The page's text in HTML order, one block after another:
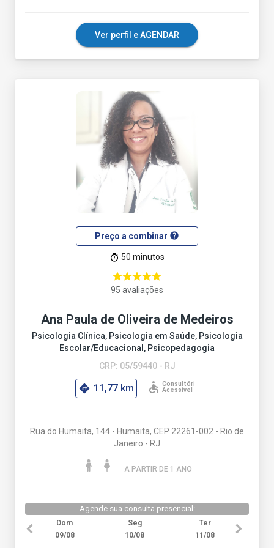
Ver perfil e AGENDAR
Preço a combinar help
50 minutos
95 avaliações
Ana Paula de Oliveira de Medeiros
Psicologia Clínica, Psicologia em Saúde, Psicologia
Escolar/Educacional, Psicopedagogia
CRP: 05/59440 - RJ
11,77 km
Rua do Humaita, 144 - Humaita, CEP 22261-002 - Rio de
Janeiro - RJ
A PARTIR DE 1 ANO
Agende sua consulta presencial:
Dom
09/08
Seg
10/08
Ter
11/08